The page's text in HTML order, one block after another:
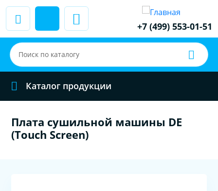
+7 (499) 553-01-51
Каталог продукции
Плата сушильной машины DE
(Touch Screen)